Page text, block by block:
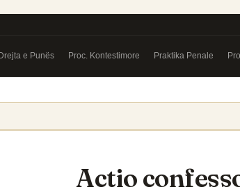
e Punës Proc. Kontestimore Praktika Penale
Actio